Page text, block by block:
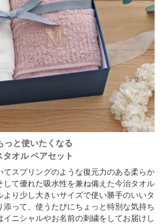
っと使いたくなる
オル ペアセット
てスプリングのような復元力のある柔らか
して優れた吸水性を兼ね備えた今治タオル
り少し大きいサイズで使い勝手のいいタ
って、使うたびにちょっと特別な気持ち
ニシャルやお名前の刺繍をしてお届けし